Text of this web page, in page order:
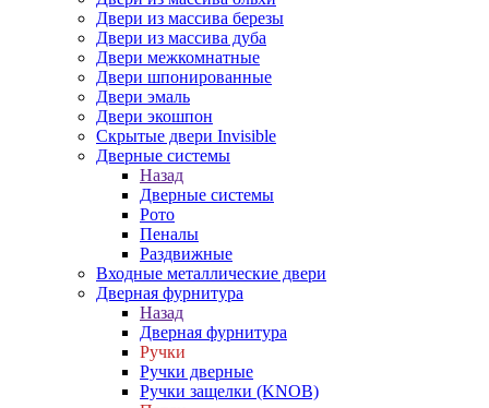
Двери из массива березы
Двери из массива дуба
Двери межкомнатные
Двери шпонированные
Двери эмаль
Двери экошпон
Скрытые двери Invisible
Дверные системы
Назад
Дверные системы
Рото
Пеналы
Раздвижные
Входные металлические двери
Дверная фурнитура
Назад
Дверная фурнитура
Ручки
Ручки дверные
Ручки защелки (KNOB)